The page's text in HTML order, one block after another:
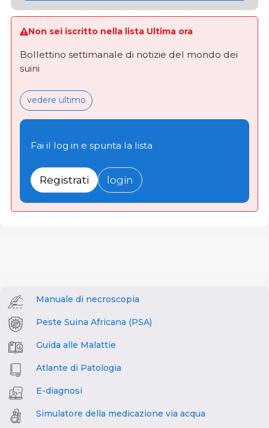
Non sei iscritto nella lista Ultima ora
Bollettino settimanale di notizie del mondo dei
suini
vedere ultimo
Fai il log in e spunta la lista
Registrati login
Manuale di necroscopia
Peste Suina Africana (PSA)
Guida alle Malattie
Atlante di Patologia
E-diagnosi
Simulatore della medicazione via acqua